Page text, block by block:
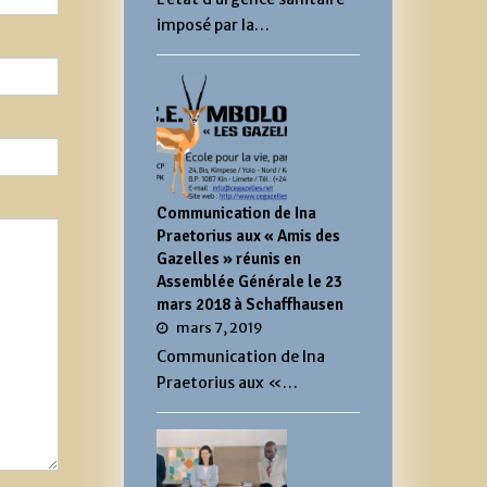
imposé par la…
Communication de Ina
Praetorius aux « Amis des
Gazelles » réunis en
Assemblée Générale le 23
mars 2018 à Schaffhausen
mars 7, 2019
Communication de Ina
Praetorius aux «…